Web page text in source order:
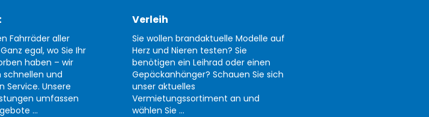
Fahrräder aller
egal, wo Sie Ihr
haben – wir
und
Service. Unsere
umfassen
...
Verleih
Sie wollen brandaktuelle Modelle auf
Herz und Nieren testen? Sie
benötigen ein Leihrad oder einen
Gepäckanhänger? Schauen Sie sich
unser aktuelles
Vermietungssortiment an und
wählen Sie ...